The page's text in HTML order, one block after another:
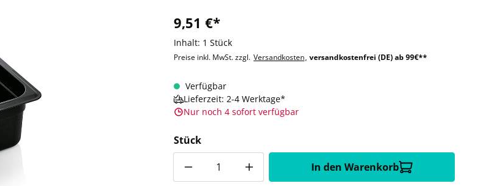
9,51 €*
Inhalt: 1 Stück
Preise inkl. MwSt. zzgl. Versandkosten, versandkostenfrei (DE) ab 99€**
Verfügbar
Lieferzeit: 2-4 Werktage*
Nur noch 4 sofort verfügbar
Stück
In den Warenkorb